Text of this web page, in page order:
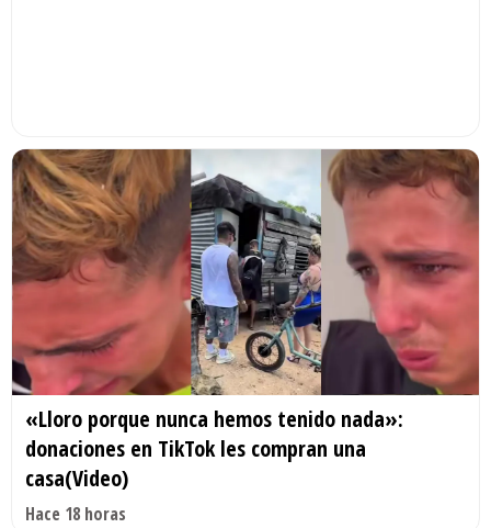
«Lloro porque nunca hemos tenido nada»:
donaciones en TikTok les compran una
casa(Video)
Hace 18 horas